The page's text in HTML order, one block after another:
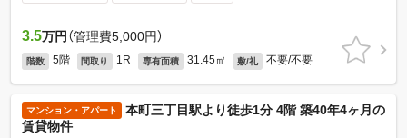
3.5万円 （管理費5,000円）
階数 5階 間取り 1R 専有面積 31.45㎡ 敷/礼 不要/不要
マンション・アパート
本町三丁目駅より徒歩1分 4階 築40年4ヶ月の
賃貸物件